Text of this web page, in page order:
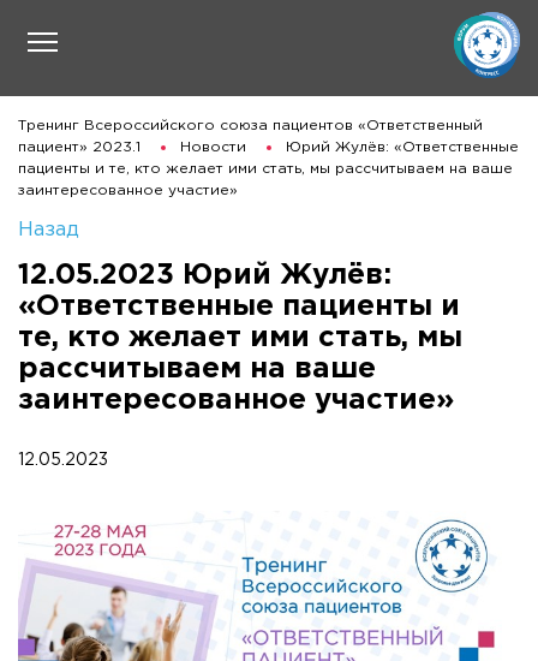
Тренинг Всероссийского союза пациентов «Ответственный
пациент» 2023.1
Новости
Юрий Жулёв: «Ответственные
пациенты и те, кто желает ими стать, мы рассчитываем на ваше
заинтересованное участие»
Назад
12.05.2023 Юрий Жулёв:
«Ответственные пациенты и
те, кто желает ими стать, мы
рассчитываем на ваше
заинтересованное участие»
12.05.2023